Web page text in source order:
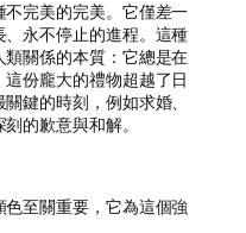
完美的完美。它僅差一
永不停止的進程。這種
類關係的本質：它總是在
份龐大的禮物超越了日
鍵的時刻，例如求婚、
的歉意與和解。
至關重要，它為這個強